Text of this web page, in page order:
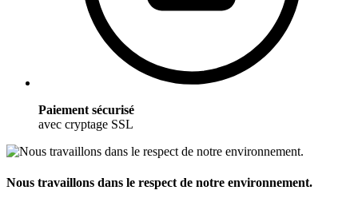
Paiement sécurisé
avec cryptage SSL
Nous travaillons dans le respect de notre environnement.